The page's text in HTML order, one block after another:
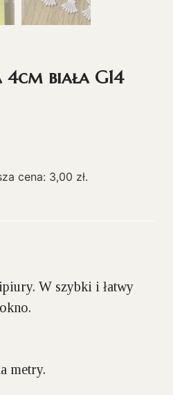
biała G14
cena: 3,00 zł.
W szybki i łatwy
metry.